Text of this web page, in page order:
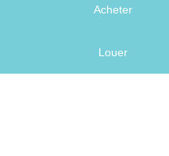
Acheter
Louer